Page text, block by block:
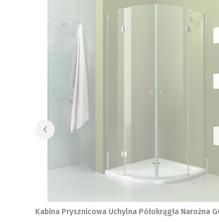
Kabina Prysznicowa Uchylna Półokrągła Narożna